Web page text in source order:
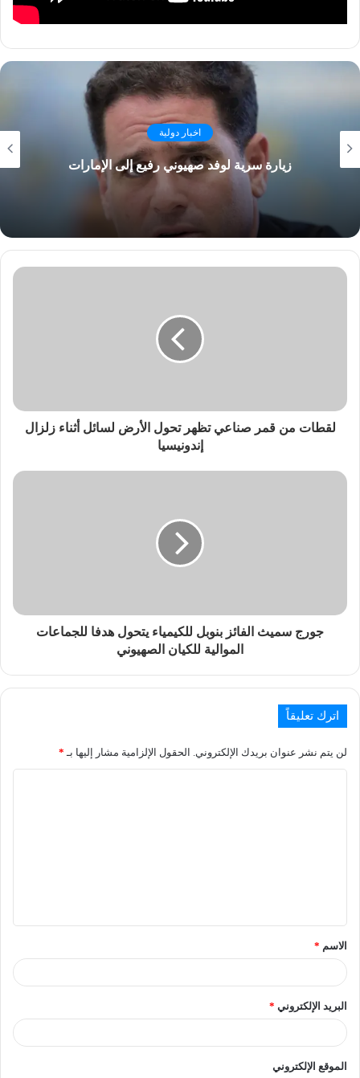
اخبار دولية
زيارة سرية لوفد صهيوني رفيع إلى الإمارات
لقطات من قمر صناعي تظهر تحول الأرض لسائل أثناء زلزال
إندونيسيا
جورج سميث الفائز بنوبل للكيمياء يتحول هدفا للجماعات
الموالية للكيان الصهيوني
اترك تعليقاً
لن يتم نشر عنوان بريدك الإلكتروني. الحقول الإلزامية مشار إليها بـ *
الاسم *
البريد الإلكتروني *
الموقع الإلكتروني